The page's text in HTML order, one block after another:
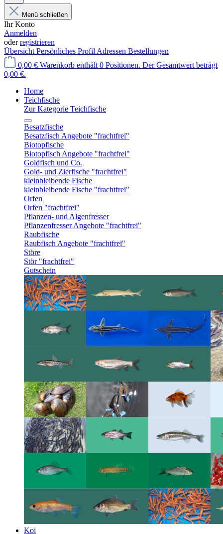
Menü schließen
Ihr Konto
Anmelden
oderregistrieren
Übersicht Persönliches Profil Adressen Bestellungen
0,00 € Warenkorb enthält 0 Positionen. Der Gesamtwert beträgt
0,00 €.
Home
Teichfische
Zur Kategorie Teichfische
Besatzfische
Besatzfisch Angebote "frachtfrei"
Biotopfische
Biotopfisch Angebote "frachtfrei"
Goldfisch und Co.
Gold- und Zierfische "frachtfrei"
kleinbleibende Fische
kleinbleibende Fische "frachtfrei"
Orfen
Orfen "frachtfrei"
Pflanzen- und Algenfresser
Pflanzenfresser Angebote "frachtfrei"
Raubfische
Raubfisch Angebote "frachtfrei"
Störe
Stör "frachtfrei"
Gutschein
Koi